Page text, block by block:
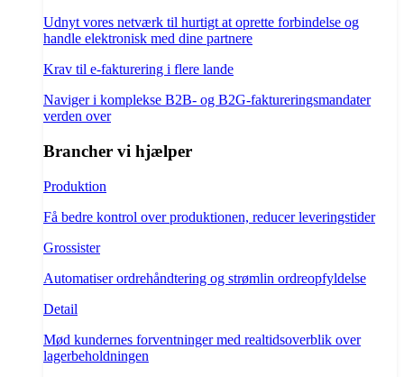
Udnyt vores netværk til hurtigt at oprette forbindelse og
handle elektronisk med dine partnere
Krav til e-fakturering i flere lande
Naviger i komplekse B2B- og B2G-faktureringsmandater
verden over
Brancher vi hjælper
Produktion
Få bedre kontrol over produktionen, reducer leveringstider
Grossister
Automatiser ordrehåndtering og strømlin ordreopfyldelse
Detail
Mød kundernes forventninger med realtidsoverblik over
lagerbeholdningen